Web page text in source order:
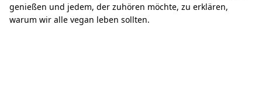
genießen und jedem, der zuhören möchte, zu erklären,
warum wir alle vegan leben sollten.